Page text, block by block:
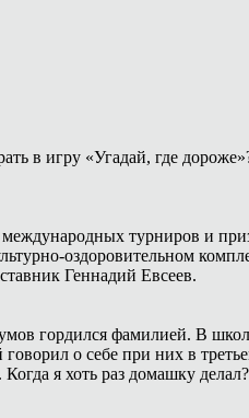
в игру «Угадай, где
турниров и
оздоровительном
Геннадий Евсеев.
гордился фамилией. В
о себе при них в
я хоть раз домашку